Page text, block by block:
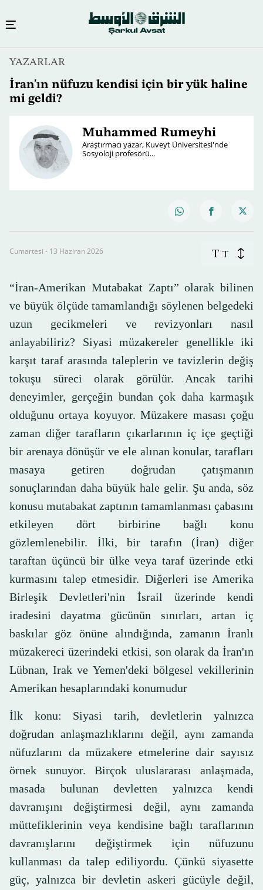
YAZARLAR
İran'ın nüfuzu kendisi için bir yük haline
mi geldi?
Muhammed Rumeyhi
Araştırmacı yazar, Kuveyt Üniversitesi'nde
Sosyoloji profesörü...
Cumartesi - 13 Haziran 2026 T T
“İran-Amerikan Mutabakat Zaptı” olarak bilinen
ve büyük ölçüde tamamlandığı söylenen belgedeki
uzun gecikmeleri ve revizyonları nasıl
anlayabiliriz? Siyasi müzakereler genellikle iki
karşıt taraf arasında taleplerin ve tavizlerin değiş
tokuşu süreci olarak görülür. Ancak tarihi
deneyimler, gerçeğin bundan çok daha karmaşık
olduğunu ortaya koyuyor. Müzakere masası çoğu
zaman diğer tarafların çıkarlarının iç içe geçtiği
bir arenaya dönüşür ve ele alınan konular, tarafları
masaya getiren doğrudan çatışmanın
sonuçlarından daha büyük hale gelir. Şu anda, söz
konusu mutabakat zaptının tamamlanması çabasını
etkileyen dört birbirine bağlı konu
gözlemlenebilir. İlki, bir tarafın (İran) diğer
taraftan üçüncü bir ülke veya taraf üzerinde etki
kurmasını talep etmesidir. Diğerleri ise Amerika
Birleşik Devletleri'nin İsrail üzerinde kendi
iradesini dayatma gücünün sınırları, artan iç
baskılar göz önüne alındığında, zamanın İranlı
müzakereci üzerindeki etkisi, son olarak da İran'ın
Lübnan, Irak ve Yemen'deki bölgesel vekillerinin
Amerikan hesaplarındaki konumudur
İlk konu: Siyasi tarih, devletlerin yalnızca
doğrudan anlaşmazlıklarını değil, aynı zamanda
nüfuzlarını da müzakere etmelerine dair sayısız
örnek sunuyor. Birçok uluslararası anlaşmada,
masada bulunan devletten yalnızca kendi
davranışını değiştirmesi değil, aynı zamanda
müttefiklerinin veya kendisine bağlı taraflarının
davranışlarını değiştirmek için nüfuzunu
kullanması da talep ediliyordu. Çünkü siyasette
güç, yalnızca bir devletin askeri gücüyle değil,